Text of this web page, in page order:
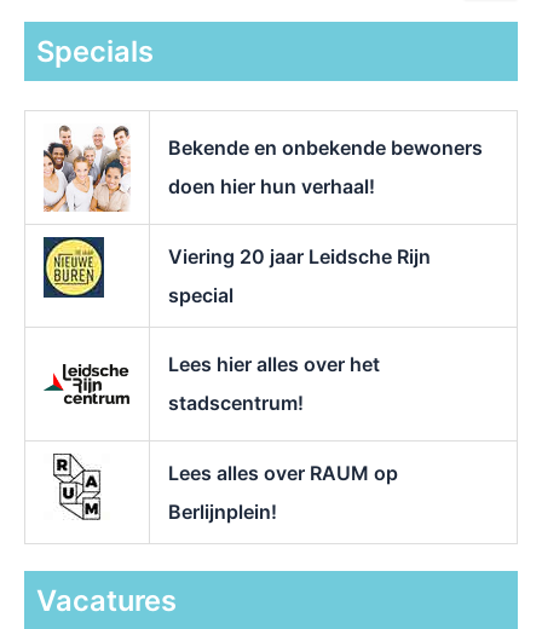
a
Specials
Bekende en onbekende bewoners
doen hier hun verhaal!
Viering 20 jaar Leidsche Rijn
special
Lees hier alles over het
stadscentrum!
Lees alles over RAUM op
Berlijnplein!
Vacatures